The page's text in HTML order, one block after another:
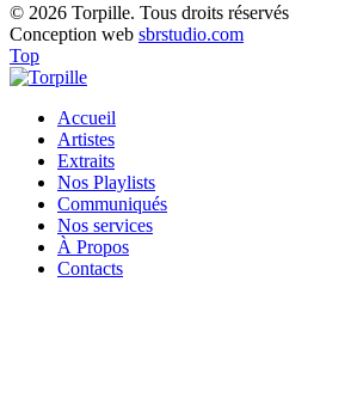
© 2026 Torpille. Tous droits réservés
Conception web sbrstudio.com
Top
Accueil
Artistes
Extraits
Nos Playlists
Communiqués
Nos services
À Propos
Contacts